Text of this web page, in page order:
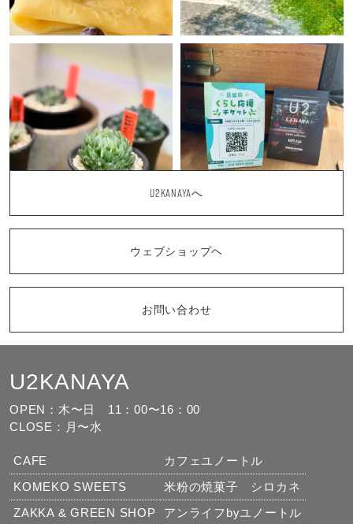
もっと見る フォローする
U2KANAYAへ
ウェブショップヘ
お問い合わせ
U2KANAYA
OPEN：木〜日 11：00〜16：00
CLOSE：月〜水
CAFE
カフェユノートル
KOMEKO SWEETS
米粉の焼菓子 シロカネ
ZAKKA & GREEN SHOP
アンライフbyユノートル